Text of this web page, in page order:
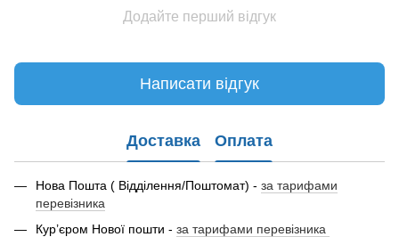
Додайте перший відгук
Написати відгук
Доставка Оплата
Нова Пошта ( Відділення/Поштомат) - за тарифами
перевізника
Кур’єром Нової пошти - за тарифами перевізника